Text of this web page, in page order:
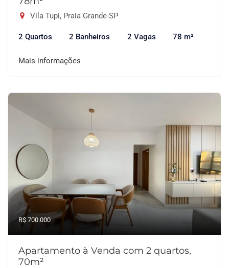
Vila Tupi, Praia Grande-SP
2 Quartos 2 Banheiros 2 Vagas 78 m²
Mais informações
R$ 700.000
Apartamento à Venda com 2 quartos,
70m²